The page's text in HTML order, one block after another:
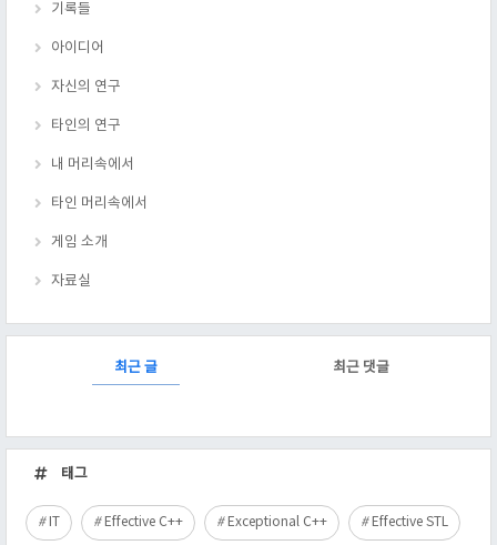
기록들
아이디어
자신의 연구
타인의 연구
내 머리속에서
타인 머리속에서
게임 소개
자료실
최근 글 최근 댓글
근
글
태그
IT Effective C++ Exceptional C++ Effective STL